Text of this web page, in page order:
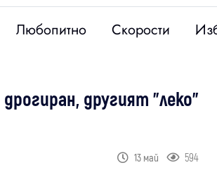
Любопитно Скорости
другият "леко"
13 май 594